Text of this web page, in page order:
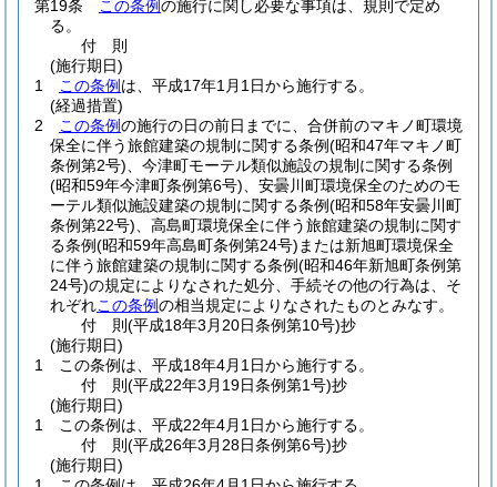
第19条
この条例の施行に関し必要な事項は、規則で定め
る。
付 則
(施行期日)
1
この条例 は、平成17年1月1日から施行する。
(経過措置)
2
この条例の施行の日の前日までに、合併前のマキノ町環境
保全に伴う旅館建築の規制に関する条例(昭和47年マキノ町
条例第2号) 、今津町モーテル類似施設の規制に関する条例
(昭和59年今津町条例第6号) 、安曇川町環境保全のためのモ
ーテル類似施設建築の規制に関する条例(昭和58年安曇川町
条例第22号) 、高島町環境保全に伴う旅館建築の規制に関す
る条例(昭和59年高島町条例第24号) または新旭町環境保全
に伴う旅館建築の規制に関する条例(昭和46年新旭町条例第
24号)の規定によりなされた処分、手続その他の行為は、そ
れぞれこの条例の相当規定によりなされたものとみなす。
付 則(平成18年3月20日条例第10号)抄
(施行期日)
1
この条例は、平成18年4月1日から施行する。
付 則(平成22年3月19日条例第1号)抄
(施行期日)
1
この条例は、平成22年4月1日から施行する。
付 則(平成26年3月28日条例第6号)抄
(施行期日)